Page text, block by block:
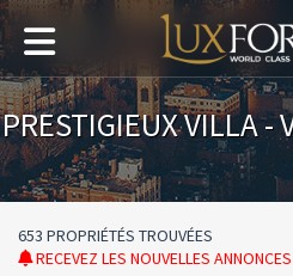
PRESTIGIEUX VILLA -
653 PROPRIÉTÉS TROUVÉES
RECEVEZ LES NOUVELLES